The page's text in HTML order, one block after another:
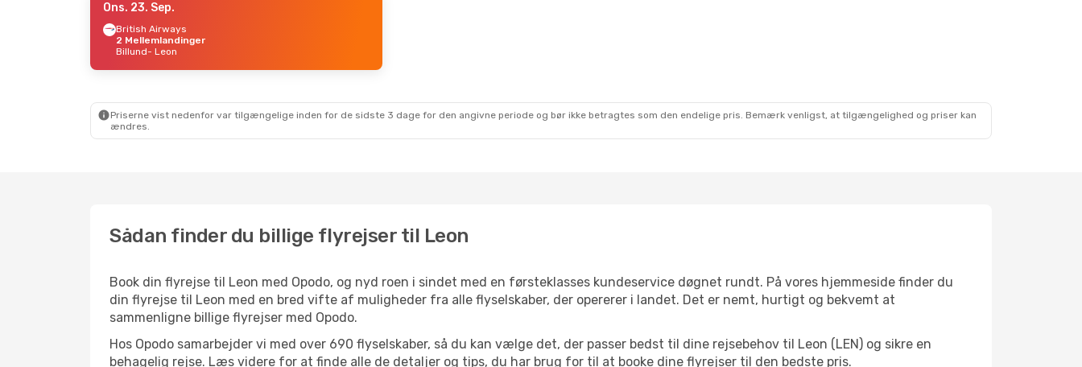
- Søn. 13. Sep.
2 Mellemlandinger
2 Mellemlandinger
Ons. 23. Sep.
British Airways
2 Mellemlandinger
Billund- Leon
Priserne vist nedenfor var tilgængelige inden for de sidste 3 dage for den angivne periode og bør ikke betragtes som den endelige pris. Bemærk venligst, at tilgængelighed og priser kan
ændres.
Sådan finder du billige flyrejser til Leon
Book din flyrejse til Leon med Opodo, og nyd roen i sindet med en førsteklasses kundeservice døgnet rundt. På vores hjemmeside finder du
din flyrejse til Leon med en bred vifte af muligheder fra alle flyselskaber, der opererer i landet. Det er nemt, hurtigt og bekvemt at
sammenligne billige flyrejser med Opodo.
Hos Opodo samarbejder vi med over 690 flyselskaber, så du kan vælge det, der passer bedst til dine rejsebehov til Leon (LEN) og sikre en
behagelig rejse. Læs videre for at finde alle de detaljer og tips, du har brug for til at booke dine flyrejser til den bedste pris.